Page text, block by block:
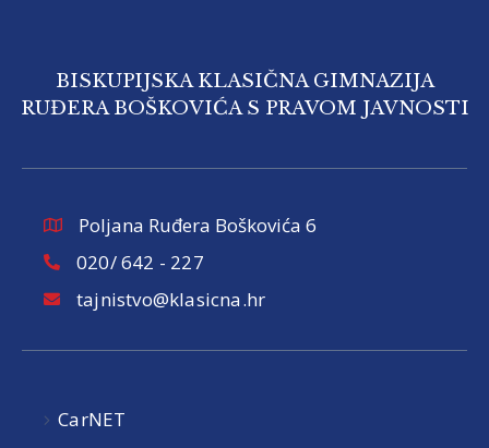
BISKUPIJSKA KLASIČNA GIMNAZIJA
RUĐERA BOŠKOVIĆA S PRAVOM JAVNOSTI
Poljana Ruđera Boškovića 6
020/ 642 - 227
tajnistvo@klasicna.hr
CarNET